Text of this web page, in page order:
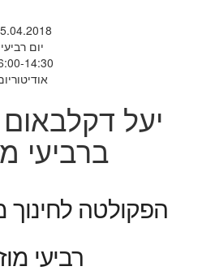
יום רביעי
14:30
אודיטוריום
יעל
ברביעי
הפקולטה לחינוך
רביעי